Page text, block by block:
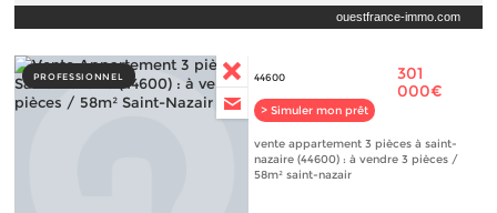
ouestfrance-immo.com
PROFESSIONNEL 44600
> Simuler mon prêt
301
000€
vente appartement 3 pièces à saint-
nazaire (44600) : à vendre 3 pièces /
58m² saint-nazair